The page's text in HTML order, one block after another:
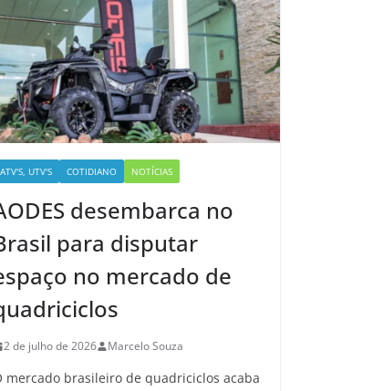
ATV'S, UTV'S COTIDIANO NOTÍCIAS
desembarca no
para disputar
no mercado de
2 de julho de 2026 Marcelo Souza
mercado brasileiro de quadriciclos acaba